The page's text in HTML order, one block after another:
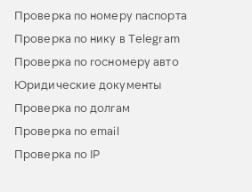
Проверка по номеру паспорта
Проверка по нику в Telegram
Проверка по госномеру авто
Юридические документы
Проверка по долгам
Проверка по email
Проверка по IP